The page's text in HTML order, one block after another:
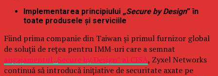
Implementarea principiului „Secure by Design” în
toate produsele și serviciile
Fiind prima companie din Taiwan și primul furnizor global
de soluții de rețea pentru IMM-uri care a semnat
angajamentul „Secure by Design” al CISA, Zyxel Networks
continuă să introducă inițiative de securitate axate pe